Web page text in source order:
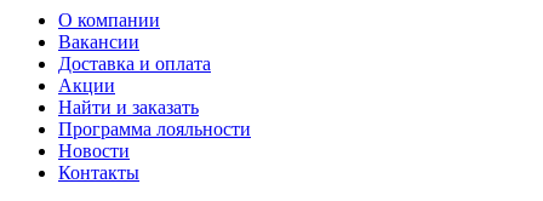
О компании
Вакансии
Доставка и оплата
Акции
Найти и заказать
Программа лояльности
Новости
Контакты